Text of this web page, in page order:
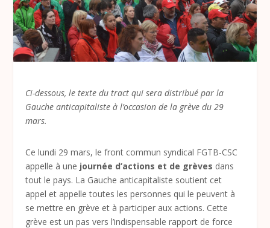
Ci-dessous, le texte du tract qui sera distribué par la
Gauche anticapitaliste à l’occasion de la grève du 29
mars.
Ce lundi 29 mars, le front commun syndical FGTB-CSC
appelle à une journée d’actions et de grèves dans
tout le pays. La Gauche anticapitaliste soutient cet
appel et appelle toutes les personnes qui le peuvent à
se mettre en grève et à participer aux actions. Cette
grève est un pas vers l’indispensable rapport de force